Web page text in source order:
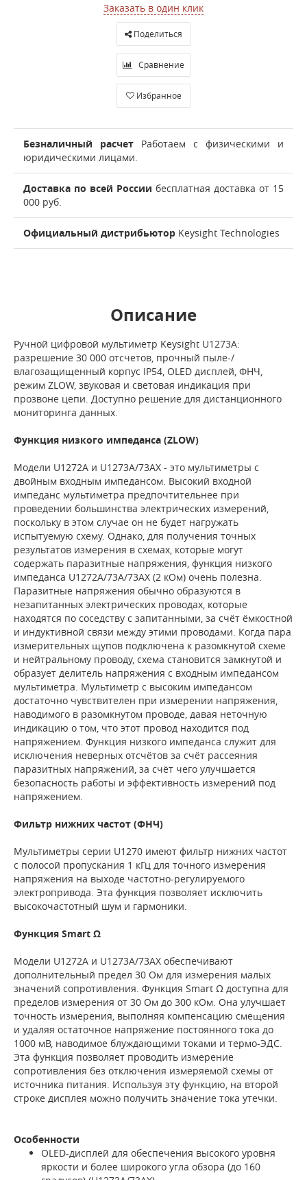
Заказать в один клик
Поделиться
Сравнение
Избранное
Безналичный расчет Работаем с физическими и
юридическими лицами.
Доставка по всей России бесплатная доставка от 15
000 руб.
Официальный дистрибьютор Keysight Technologies
Описание
Ручной цифровой мультиметр Keysight U1273A:
разрешение 30 000 отсчетов, прочный пыле-/
влагозащищенный корпус IP54, OLED дисплей, ФНЧ,
режим ZLOW, звуковая и световая индикация при
прозвоне цепи. Доступно решение для дистанционного
мониторинга данных.
Функция низкого импеданса (ZLOW)
Модели U1272A и U1273A/73AX - это мультиметры с
двойным входным импедансом. Высокий входной
импеданс мультиметра предпочтительнее при
проведении большинства электрических измерений,
поскольку в этом случае он не будет нагружать
испытуемую схему. Однако, для получения точных
результатов измерения в схемах, которые могут
содержать паразитные напряжения, функция низкого
импеданса U1272A/73A/73AX (2 кОм) очень полезна.
Паразитные напряжения обычно образуются в
незапитанных электрических проводах, которые
находятся по соседству с запитанными, за счёт ёмкостной
и индуктивной связи между этими проводами. Когда пара
измерительных щупов подключена к разомкнутой схеме
и нейтральному проводу, схема становится замкнутой и
образует делитель напряжения с входным импедансом
мультиметра. Мультиметр с высоким импедансом
достаточно чувствителен при измерении напряжения,
наводимого в разомкнутом проводе, давая неточную
индикацию о том, что этот провод находится под
напряжением. Функция низкого импеданса служит для
исключения неверных отсчётов за счёт рассеяния
паразитных напряжений, за счёт чего улучшается
безопасность работы и эффективность измерений под
напряжением.
Фильтр нижних частот (ФНЧ)
Мультиметры серии U1270 имеют фильтр нижних частот
с полосой пропускания 1 кГц для точного измерения
напряжения на выходе частотно-регулируемого
электропривода. Эта функция позволяет исключить
высокочастотный шум и гармоники.
Функция Smart Ω
Модели U1272A и U1273A/73AX обеспечивают
дополнительный предел 30 Ом для измерения малых
значений сопротивления. Функция Smart Ω доступна для
пределов измерения от 30 Ом до 300 кОм. Она улучшает
точность измерения, выполняя компенсацию смещения
и удаляя остаточное напряжение постоянного тока до
1000 мВ, наводимое блуждающими токами и термо-ЭДС.
Эта функция позволяет проводить измерение
сопротивления без отключения измеряемой схемы от
источника питания. Используя эту функцию, на второй
строке дисплея можно получить значение тока утечки.
Особенности
OLED-дисплей для обеспечения высокого уровня
яркости и более широкого угла обзора (до 160